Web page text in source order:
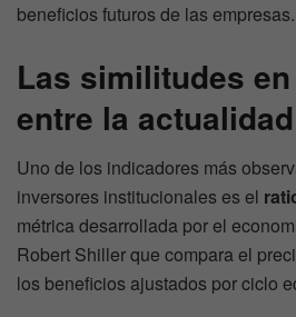
beneficios futuros de las empresas.
Las similitudes
entre la
Uno de los indicadores más
inversores institucionales es el
métrica desarrollada por el
Robert Shiller que compara el
los beneficios ajustados por ciclo